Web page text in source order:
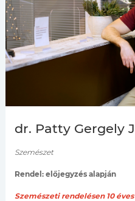
dr. Patty Gergely
Szemészet
Rendel: előjegyzés alapján
Szemészeti rendelésen 10